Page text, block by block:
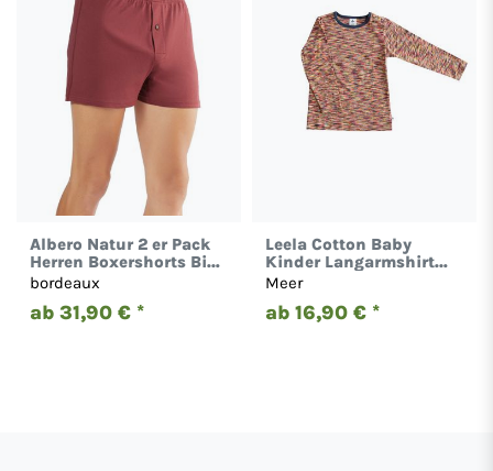
Albero Natur 2 er Pack
Herren Boxershorts Bio-
Baumwolle Locker 2134
bordeaux
ab 31,90 € *
Leela Cotton Baby
Kinder Langarmshirt
Bio-Baumwolle T-shirt
Meer
ab 16,90 € *